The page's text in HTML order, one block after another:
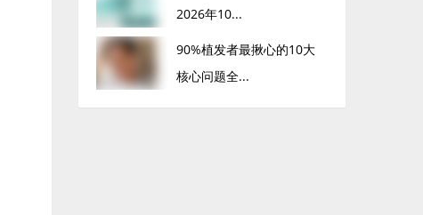
2026年10...
90%植发者最揪心的10大
核心问题全...